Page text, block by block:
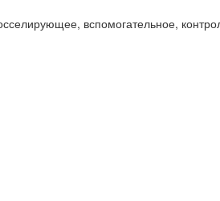
вспомогательное,